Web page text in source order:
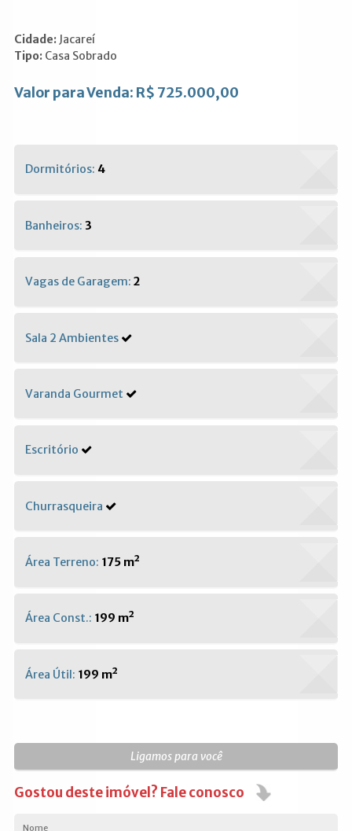
Cidade: Jacareí
Tipo: Casa Sobrado
Valor para Venda: R$ 725.000,00
Dormitórios: 4
Banheiros:3
Vagas de Garagem:2
Sala 2 Ambientes
Varanda Gourmet
Escritório
Churrasqueira
Área Terreno: 175 m²
Área Const.: 199 m²
Área Útil: 199 m²
Ligamos para você
Gostou deste imóvel? Fale conosco